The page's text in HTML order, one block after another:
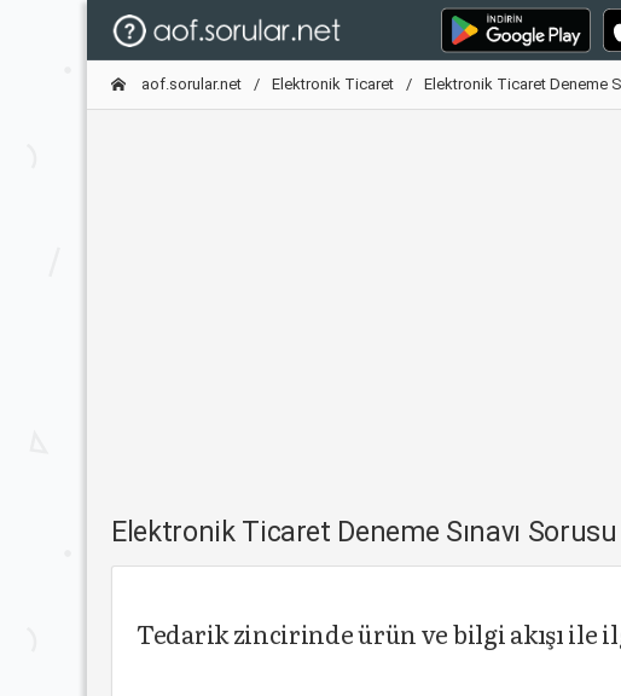
aof.sorular.net Elektronik Ticaret Elektronik Ticaret Deneme
Elektronik Ticaret Deneme Sınavı
Tedarik zincirinde ürün ve bilgi akışı ile